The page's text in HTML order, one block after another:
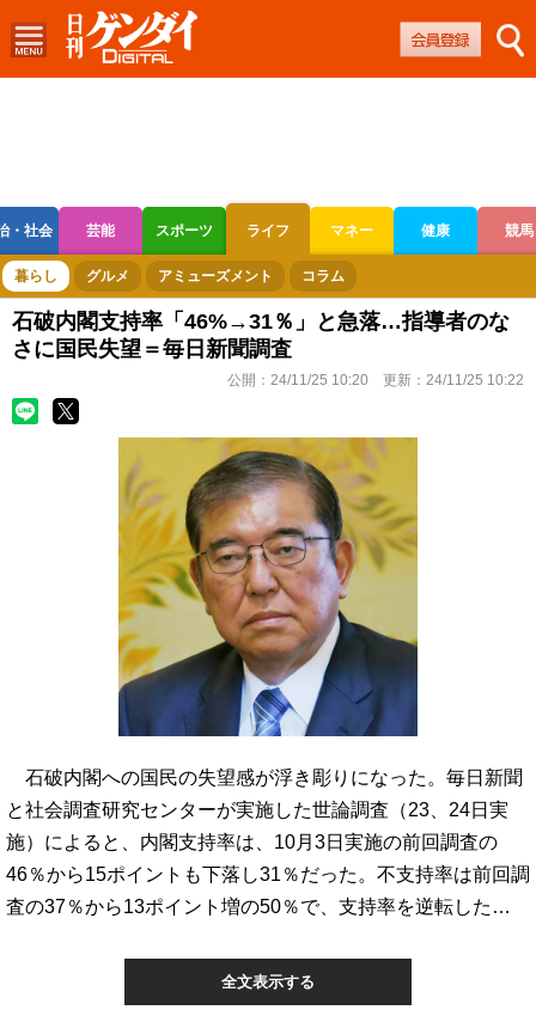
・社会 芸能 スポーツ ライフ マネー 健康 競馬
ボートレース 競輪 オートレース
暮らし グルメ アミューズメント コラム
石破内閣支持率「46%→31％」と急落…指導者のな
さに国民失望＝毎日新聞調査
公開： 24/11/25 10:20 更新： 24/11/25 10:22
石破内閣への国民の失望感が浮き彫りになった。毎日新聞
と社会調査研究センターが実施した世論調査（23、24日実
施）によると、内閣支持率は、10月3日実施の前回調査の
46％から15ポイントも下落し31％だった。不支持率は前回調
査の37％から13ポイント増の50％で、支持率を逆転した…
全文表示する